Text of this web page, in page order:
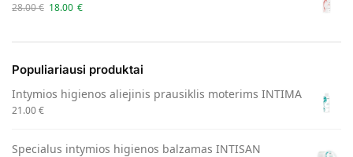
28.00€ 18.00 €
Populiariausi produktai
Intymios higienos aliejinis prausiklis moterims INTIMA
21.00€
Specialus intymios higienos balzamas INTISAN